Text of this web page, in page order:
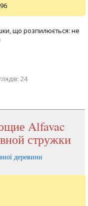
що розпилюється: не
24
стружки
деревини